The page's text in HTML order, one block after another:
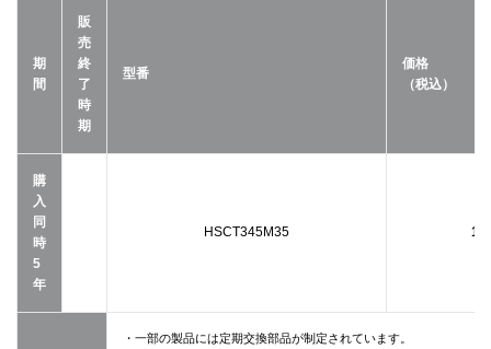
期
間
販
売
終
了
時
期
型番
価格
（税込）
購
入
同
時
5
年
HSCT345M35
・一部の製品には定期交換部品が制定されています。